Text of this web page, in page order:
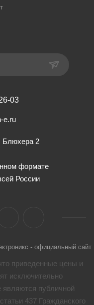
03
e.ru
Блюхера 2
формате
России
- официальный сайт
приведенные цены и
исключительно
являются публичной
437 Гражданского